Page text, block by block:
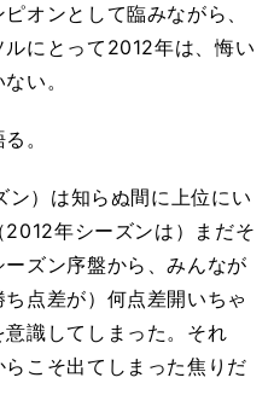
オンとして臨みながら、
にとって2012年は、悔い
い。
。
ン）は知らぬ間に上位にい
年シーズンは）まだそ
ズン序盤から、みんなが
点差が）何点差開いちゃ
識してしまった。それ
こそ出てしまった焦りだ